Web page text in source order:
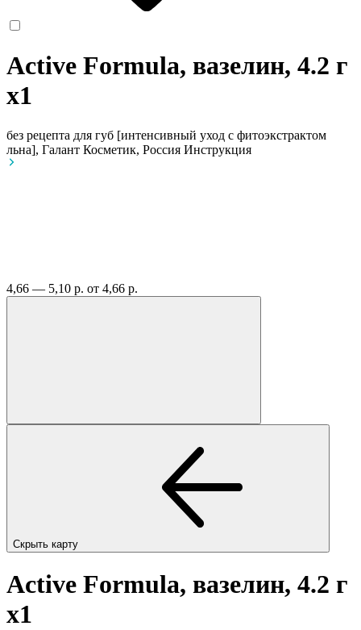
Active Formula, вазелин, 4.2 г
x1
без рецепта для губ [интенсивный уход с фитоэкстрактом
льна], Галант Косметик, Россия Инструкция
4,66 — 5,10 р. от 4,66 р.
Скрыть карту
Active Formula, вазелин, 4.2 г
x1